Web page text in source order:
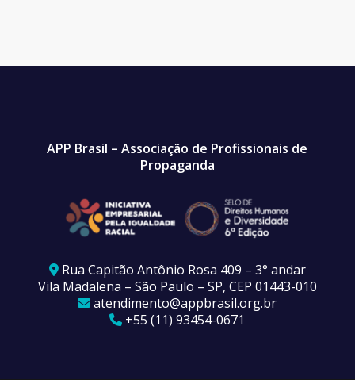
APP Brasil – Associação de Profissionais de
Propaganda
Rua Capitão Antônio Rosa 409 – 3° andar
Vila Madalena – São Paulo – SP, CEP 01443-010
atendimento@appbrasil.org.br
+55 (11) 93454-0671